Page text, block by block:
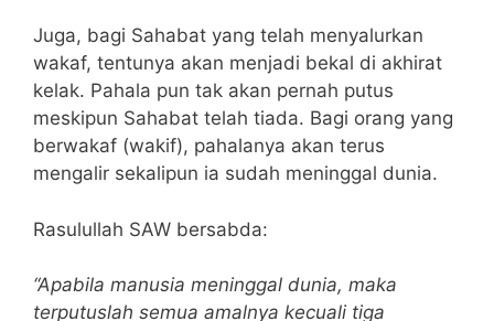
Juga, bagi Sahabat yang telah menyalurkan
wakaf, tentunya akan menjadi bekal di akhirat
kelak. Pahala pun tak akan pernah putus
meskipun Sahabat telah tiada. Bagi orang yang
berwakaf (wakif), pahalanya akan terus
mengalir sekalipun ia sudah meninggal dunia.
Rasulullah SAW bersabda:
“Apabila manusia meninggal dunia, maka
terputuslah semua amalnya kecuali tiga